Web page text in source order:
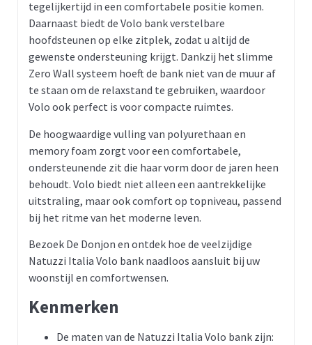
tegelijkertijd in een comfortabele positie komen.
Daarnaast biedt de Volo bank verstelbare
hoofdsteunen op elke zitplek, zodat u altijd de
gewenste ondersteuning krijgt. Dankzij het slimme
Zero Wall systeem hoeft de bank niet van de muur af
te staan om de relaxstand te gebruiken, waardoor
Volo ook perfect is voor compacte ruimtes.
De hoogwaardige vulling van polyurethaan en
memory foam zorgt voor een comfortabele,
ondersteunende zit die haar vorm door de jaren heen
behoudt. Volo biedt niet alleen een aantrekkelijke
uitstraling, maar ook comfort op topniveau, passend
bij het ritme van het moderne leven.
Bezoek De Donjon en ontdek hoe de veelzijdige
Natuzzi Italia Volo bank naadloos aansluit bij uw
woonstijl en comfortwensen.
Kenmerken
De maten van de Natuzzi Italia Volo bank zijn: